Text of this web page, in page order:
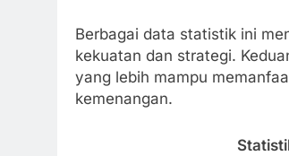
Berbagai data statistik ini
kekuatan dan strategi.
yang lebih mampu
kemenangan.